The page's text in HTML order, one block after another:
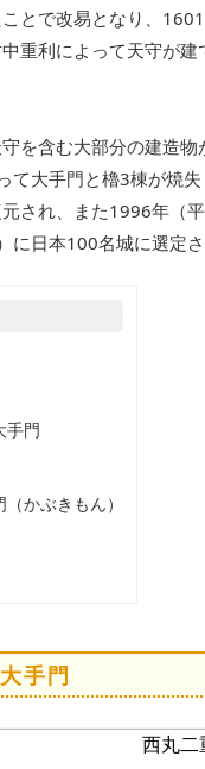
とで改易となり、
重利によって天守が
を含む大部分の建造物
て大手門と櫓3棟が焼
され、また1996年（
日本100名城に選定さ
手門
かぶきもん）
手門